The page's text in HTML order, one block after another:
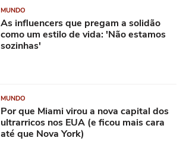
MUNDO
As influencers que pregam a solidão
como um estilo de vida: 'Não estamos
sozinhas'
MUNDO
Por que Miami virou a nova capital dos
ultrarricos nos EUA (e ficou mais cara
até que Nova York)